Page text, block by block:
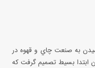
ارتقا بخشيدن به صنعت چاي و قهوه در
ابتدا بسيط تصميم گرفت كه